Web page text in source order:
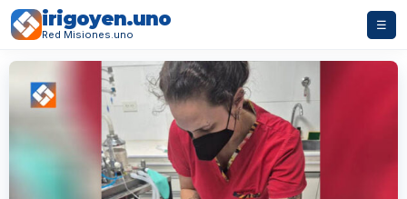
irigoyen.uno
Red Misiones.uno
☰